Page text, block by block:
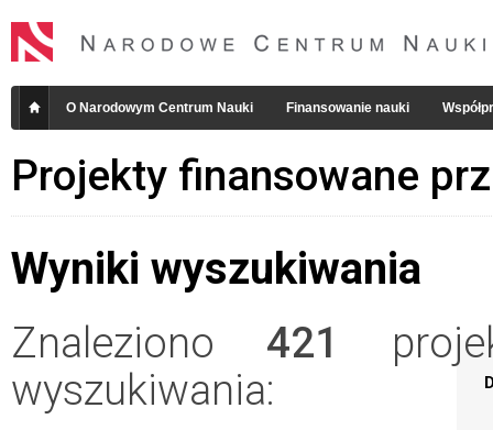
O Narodowym Centrum Nauki Finansowanie nauki
Projekty finansowane
Wyniki wyszukiwania
Znaleziono 421
wyszukiwania: